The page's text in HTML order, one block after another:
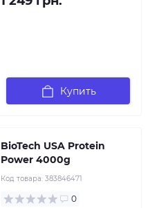
Купить
BioTech USA Protein
Power 4000g
Код товара: 383846471
0